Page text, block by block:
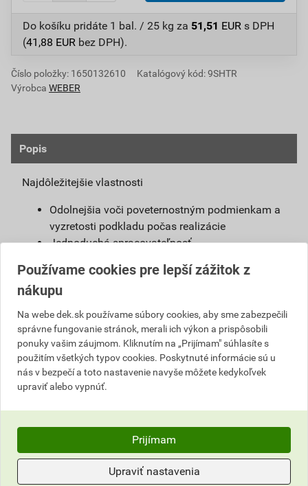
Do košíku pridáte 1 bal. / 25 kg za 51,51 EUR s DPH
(41,88 EUR bez DPH).
Číslo položky: 1650132610
Katalógový kód: 9SHTR
Výrobca WEBER
Popis
Najdôležitejšie vlastnosti
Odolnejšia voči poveternostným podmienkam a
vyzretosti podkladu počas realizácie
Jednoduchá spracovateľnosť
Vysoká vodoodpudivosť
Možnosť namiešať vo farebnom odtieni podľa
želania zákazníkov
Definícia
Jednoducho spracovateľná, umývateľná
pastovitá omietka vyrobená na báze akrylátovej
živice. Je pripravená na priame použitie na
podkladový náter weber 700.
Omietka slúži na ochranu stavby pred
Používame cookies pre lepší zážitok z
nákupu
Na webe dek.sk používame súbory cookies, aby sme zabezpečili
správne fungovanie stránok, merali ich výkon a prispôsobili
ponuky vašim záujmom. Kliknutím na „Prijímam" súhlasíte s
použitím všetkých typov cookies. Poskytnuté informácie sú u
nás v bezpečí a toto nastavenie navyše môžete kedykoľvek
upraviť alebo vypnúť.
Prijímam
Upraviť nastavenia